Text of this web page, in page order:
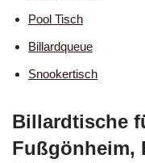
Pool Tisch
Billardqueue
Snookertisch
Billardtische
Fußgönheim,